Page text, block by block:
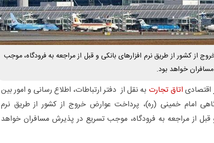
از کشور از طریق نرم افزارهای بانکی و قبل از مراجعه به فرودگاه، موجب
خواهد بود.
اقتصادیاتاق تجارت به نقل از دفتر ارتباطات، اطلاع رسانی و امور بین
امام خمینی (ره)، پرداخت عوارض خروج از کشور از طریق نرم
قبل از مراجعه به فرودگاه، موجب تسریع در پذیرش مسافران خواهد